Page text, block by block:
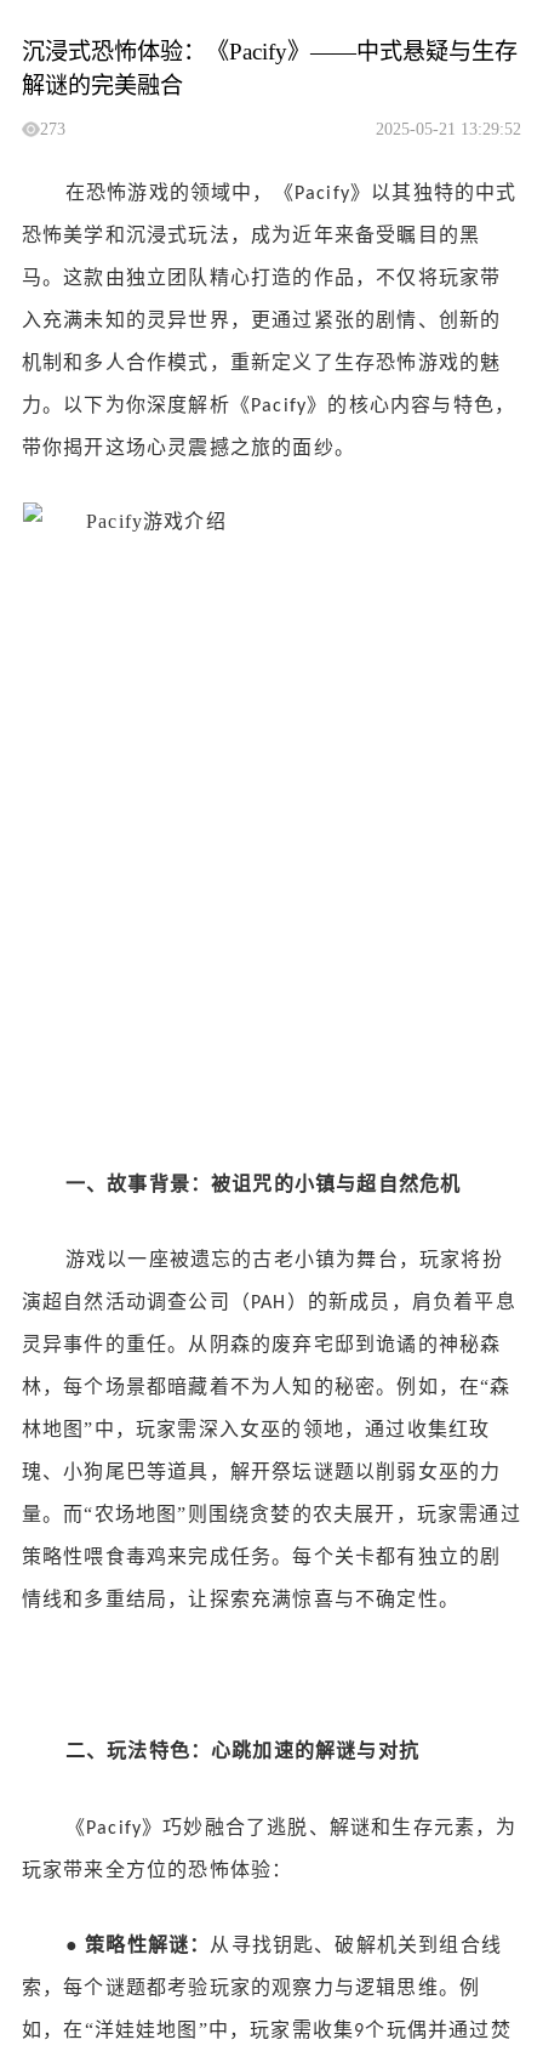
沉浸式恐怖体验：《Pacify》——中式悬疑与生存
解谜的完美融合
273 2025-05-21 13:29:52
在恐怖游戏的领域中，《 Pacify》以其独特的中式
恐怖美学和沉浸式玩法，成为近年来备受瞩目的黑
马。这款由独立团队精心打造的作品，不仅将玩家带
入充满未知的灵异世界，更通过紧张的剧情、创新的
机制和多人合作模式，重新定义了生存恐怖游戏的魅
力。以下为你深度解析《 Pacify》的核心内容与特色，
带你揭开这场心灵震撼之旅的面纱。
一、故事背景：被诅咒的小镇与超自然危机
游戏以一座被遗忘的古老小镇为舞台，玩家将扮
演超自然活动调查公司（PAH ）的新成员，肩负着平息
灵异事件的重任。从阴森的废弃宅邸到诡谲的神秘森
林，每个场景都暗藏着不为人知的秘密。例如，在“森
林地图”中，玩家需深入女巫的领地，通过收集红玫
瑰、小狗尾巴等道具，解开祭坛谜题以削弱女巫的力
量。而“农场地图”则围绕贪婪的农夫展开，玩家需通过
策略性喂食毒鸡来完成任务。每个关卡都有独立的剧
情线和多重结局，让探索充满惊喜与不确定性。
二、玩法特色：心跳加速的解谜与对抗
《 Pacify》巧妙融合了逃脱、解谜和生存元素，为
玩家带来全方位的恐怖体验：
● 策略性解谜： 从寻找钥匙、破解机关到组合线
索，每个谜题都考验玩家的观察力与逻辑思维。例
如，在“洋娃娃地图”中，玩家需收集9个玩偶并通过焚